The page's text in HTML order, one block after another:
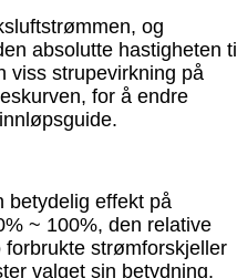
og
absolutte hastigheten til
viss strupevirkning på
for å endre
betydelig effekt på
~ 100%, den relative
strømforskjeller
valget sin betydning.